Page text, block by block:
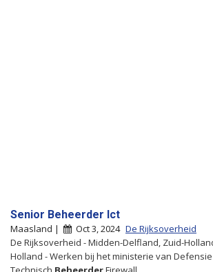
Senior Beheerder Ict
Maasland | Oct 3, 2024 De Rijksoverheid
De Rijksoverheid - Midden-Delfland, Zuid-
Holland - Werken bij het ministerie van